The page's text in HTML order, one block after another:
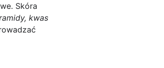
Skóra
kwas